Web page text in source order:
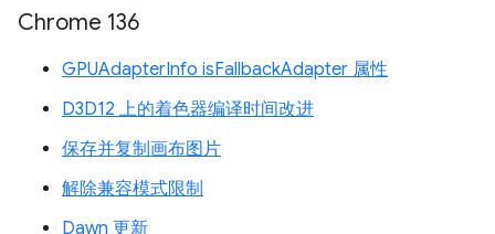
Chrome 136
GPUAdapterInfo isFallbackAdapter 属性
D3D12 上的着色器编译时间改进
保存并复制画布图片
解除兼容模式限制
Dawn 更新